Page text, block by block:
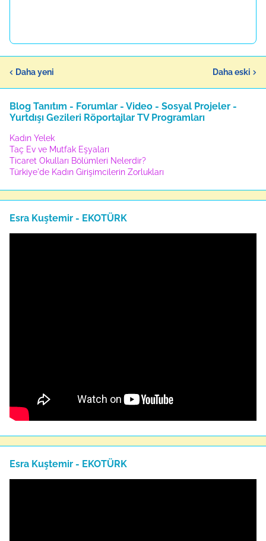
Daha yeni Daha eski
Blog Tanıtım - Forumlar - Video - Sosyal Projeler -
Yurtdışı Gezileri Röportajlar TV Programları
Kadın Yelek
Taç Ev ve Mutfak Eşyaları
Ticaret Okulları Bölümleri Nelerdir?
Türkiye'de Kadın Girişimcilerin Zorlukları
Esra Kuştemir - EKOTÜRK
Esra Kuştemir - EKOTÜRK